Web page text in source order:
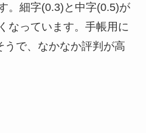
。細字(0.3)と中字(0.5)が
なっています。手帳用に
うで、なかなか評判が高